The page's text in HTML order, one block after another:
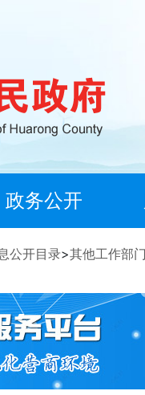
政务公开
公开目录>其他工作部门